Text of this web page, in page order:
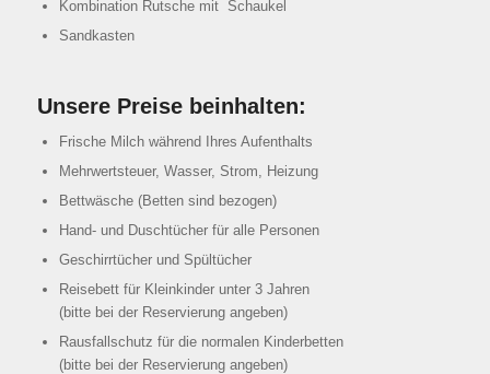
Kombination Rutsche mit Schaukel
Sandkasten
Unsere Preise beinhalten:
Frische Milch während Ihres Aufenthalts
Mehrwertsteuer, Wasser, Strom, Heizung
Bettwäsche (Betten sind bezogen)
Hand- und Duschtücher für alle Personen
Geschirrtücher und Spültücher
Reisebett für Kleinkinder unter 3 Jahren
(bitte bei der Reservierung angeben)
Rausfallschutz für die normalen Kinderbetten
(bitte bei der Reservierung angeben)